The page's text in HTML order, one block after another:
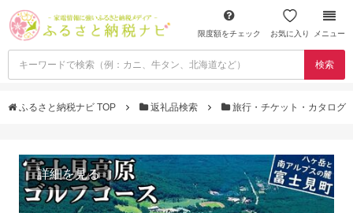
限度額をチェック お気に入り メニュー
検索
ふるさと納税ナビ TOP 返礼品検索 旅行・チケット・カタログ
詳細を見る